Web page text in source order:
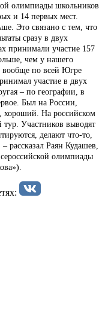
олимпиады школьников
и 14 первых мест.
Это связано с тем, что
сразу в двух
принимали участие 157
чем у нашего
вообще по всей Югре
участие в двух
– по географии, в
Был на России,
хороший. На российском
тур. Участников выводят
делают что-то,
рассказал Раян Кудашев,
олимпиады